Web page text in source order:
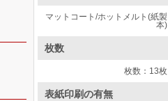
マットコート/ホットメルト(紙製
本)
枚数
枚数：13枚
表紙印刷の有無